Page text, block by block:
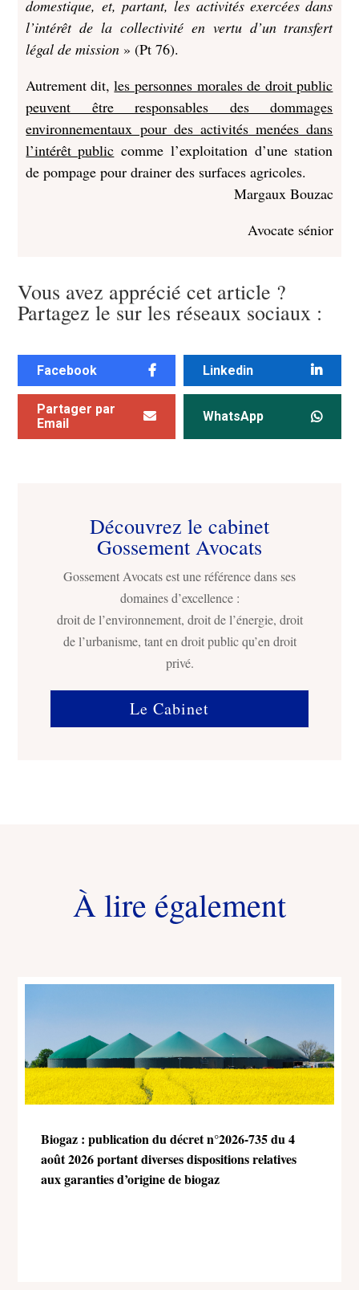
domestique, et, partant, les activités exercées dans
l’intérêt de la collectivité en vertu d’un transfert
légal de mission » (Pt 76).
Autrement dit,les personnes morales de droit public
peuvent être responsables des dommages
environnementaux pour des activités menées dans
l’intérêt public comme l’exploitation d’une station
de pompage pour drainer des surfaces agricoles.
Margaux Bouzac
Avocate sénior
Vous avez apprécié cet article ?
Partagez le sur les réseaux sociaux :
Facebook Linkedin
Partager par
Email
WhatsApp
Découvrez le cabinet
Gossement Avocats
Gossement Avocats est une référence dans ses
domaines d’excellence :
droit de l’environnement, droit de l’énergie, droit
de l’urbanisme, tant en droit public qu’en droit
privé.
Le Cabinet
À lire également
Biogaz : publication du décret n°2026-735 du 4
août 2026 portant diverses dispositions relatives
aux garanties d’origine de biogaz